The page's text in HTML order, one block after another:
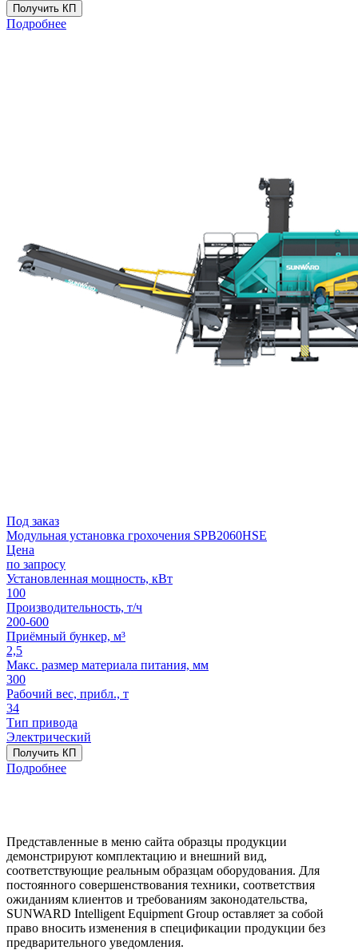
Получить КП
Подробнее
Под заказ
Модульная установка грохочения SPB2060HSE
Цена
по запросу
Установленная мощность, кВт
100
Производительность, т/ч
200-600
Приёмный бункер, м³
2,5
Макс. размер материала питания, мм
300
Рабочий вес, прибл., т
34
Тип привода
Электрический
Получить КП
Подробнее
Представленные в меню сайта образцы продукции
демонстрируют комплектацию и внешний вид,
соответствующие реальным образцам оборудования. Для
постоянного совершенствования техники, соответствия
ожиданиям клиентов и требованиям законодательства,
SUNWARD Intelligent Equipment Group оставляет за собой
право вносить изменения в спецификации продукции без
предварительного уведомления.